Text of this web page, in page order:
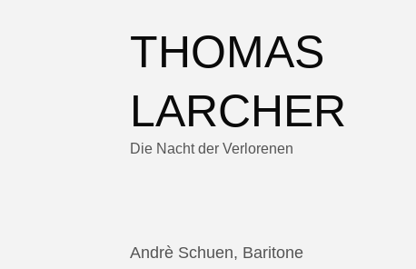
THOMAS
LARCHER
Die Nacht der Verlorenen
Andrè Schuen, Baritone